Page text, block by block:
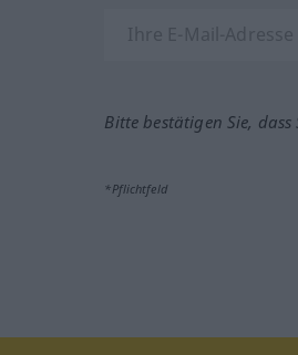
Bitte bestätigen Sie,
*Pflichtfeld